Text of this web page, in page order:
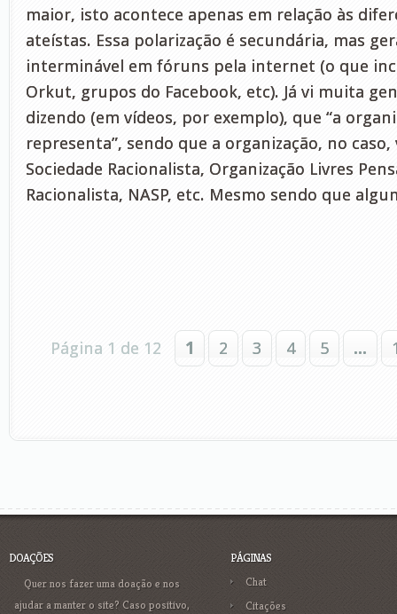
maior, isto acontece apenas em relação às
ateístas. Essa polarização é secundária, mas
interminável em fóruns pela internet (o que
Orkut, grupos do Facebook, etc). Já vi muita
dizendo (em vídeos, por exemplo), que “a
representa”, sendo que a organização, no caso,
Sociedade Racionalista, Organização Livres
Racionalista, NASP, etc. Mesmo sendo que
Página 1 de 12 1 2 3 4 5 ...
DOAÇÕES
Quer nos fazer uma doação e nos
ajudar a manter o site? Caso positivo,
PÁGINAS
Chat
Citações